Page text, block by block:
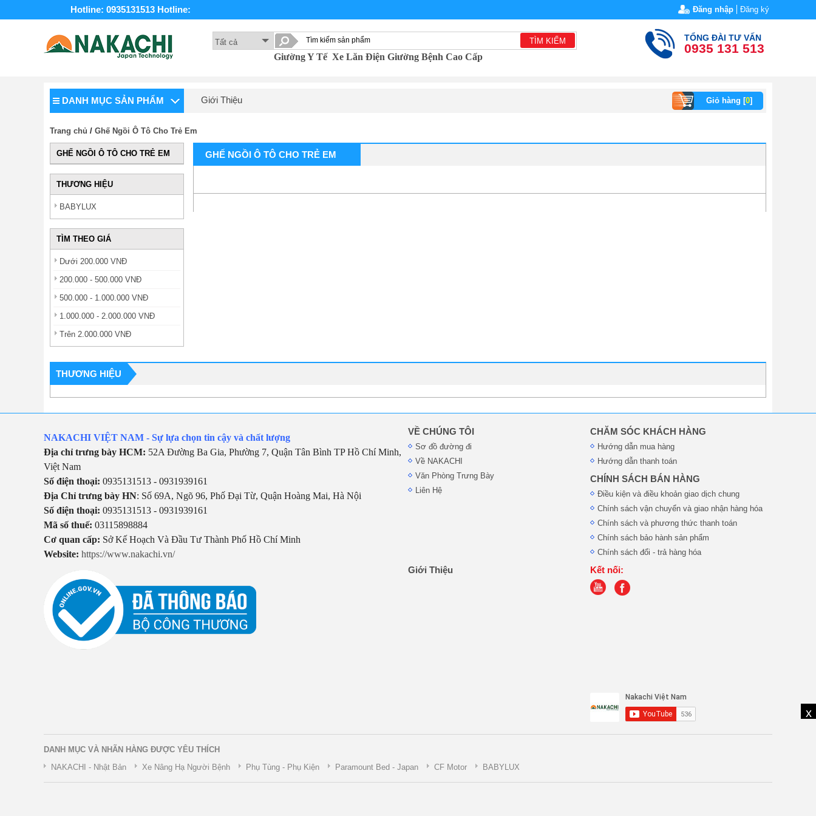
Hotline: 0935131513 Hotline: Đăng nhập Đăng ký
TÌM KIẾM
Giường Y Tế Xe Lăn Điện Giường Bệnh Cao Cấp
TỔNG ĐÀI TƯ VẤN
0935 131 513
DANH MỤC SẢN PHẨM Giới Thiệu Giỏ hàng [0]
Trang chủ / Ghế Ngồi Ô Tô Cho Trẻ Em
GHẾ NGỒI Ô TÔ CHO TRẺ EM
THƯƠNG HIỆU
BABYLUX
TÌM THEO GIÁ
Dưới 200.000 VNĐ
200.000 - 500.000 VNĐ
500.000 - 1.000.000 VNĐ
1.000.000 - 2.000.000 VNĐ
Trên 2.000.000 VNĐ
GHẾ NGỒI Ô TÔ CHO TRẺ EM
THƯƠNG HIỆU
NAKACHI VIỆT NAM - Sự lựa chọn tin cậy và chất lượng
Địa chỉ trưng bày HCM: 52A Đường Ba Gia, Phường 7, Quận Tân Bình TP Hồ Chí Minh,
Việt Nam
Số điện thoại: 0935131513 - 0931939161
Địa Chỉ trưng bày HN: Số 69A, Ngõ 96, Phố Đại Từ, Quận Hoàng Mai, Hà Nội
Số điện thoại: 0935131513 - 0931939161
Mã số thuế: 03115898884
Cơ quan cấp: Sở Kế Hoạch Và Đầu Tư Thành Phố Hồ Chí Minh
Website: https://www.nakachi.vn/
VỀ CHÚNG TÔI
Sơ đồ đường đi
Về NAKACHI
Văn Phòng Trưng Bày
Liên Hệ
CHĂM SÓC KHÁCH HÀNG
Hướng dẫn mua hàng
Hướng dẫn thanh toán
CHÍNH SÁCH BÁN HÀNG
Điều kiện và điều khoản giao dịch chung
Chính sách vận chuyển và giao nhận hàng hóa
Chính sách và phương thức thanh toán
Chính sách bảo hành sản phẩm
Chính sách đổi - trả hàng hóa
Giới Thiệu Kết nối:
DANH MỤC VÀ NHÃN HÀNG ĐƯỢC YÊU THÍCH
NAKACHI - Nhật Bản
Xe Nâng Hạ Người Bệnh Phụ Tùng - Phụ Kiện Paramount Bed - Japan CF Motor BABYLUX
x